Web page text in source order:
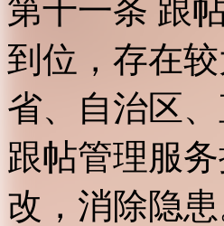
第十一条 跟
到位，存在
省、自治区
跟帖管理服
改，消除隐患